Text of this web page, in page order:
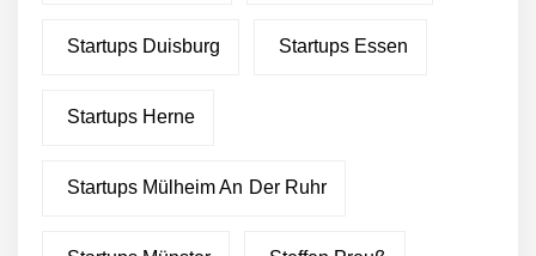
Startups Duisburg Startups Essen
Startups Herne
Startups Mülheim An Der Ruhr